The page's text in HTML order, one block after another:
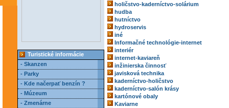
Turistické informácie
- Skanzen
- Parky
- Kde načerpať benzín ?
- Múzeum
- Zmenárne
holičstvo-kaderníctvo-solárium
hudba
hutníctvo
hydroservis
iné
Informačné technológie-internet
interiér
internet-kaviareň
inžinierska činnosť
javisková technika
kaderníctvo-holičstvo
kaderníctvo-salón krásy
kartónové obaly
Kaviarne